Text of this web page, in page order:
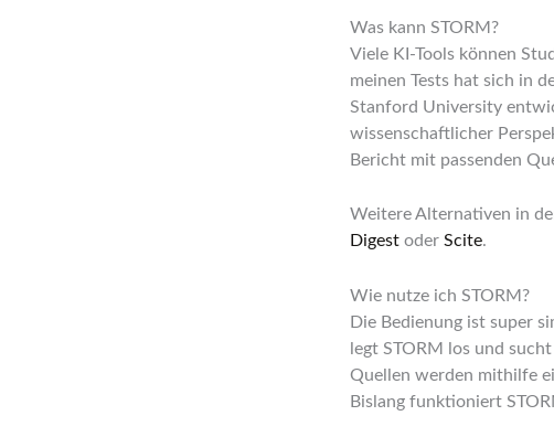
Was kann STORM?
Viele KI-Tools können
meinen Tests hat sich in
Stanford University
wissenschaftlicher
Bericht mit passenden
Weitere Alternativen in
Digest oder Scite.
Wie nutze ich STORM?
Die Bedienung ist super
legt STORM los und
Quellen werden mithilfe
Bislang funktioniert